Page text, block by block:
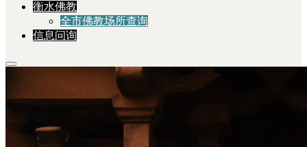
衡水佛教
全市佛教场所查询
信息问询